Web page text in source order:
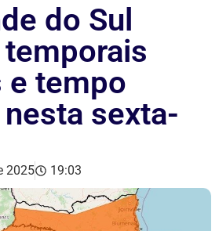
do Sul
e tempo
sexta-
2025 19:03